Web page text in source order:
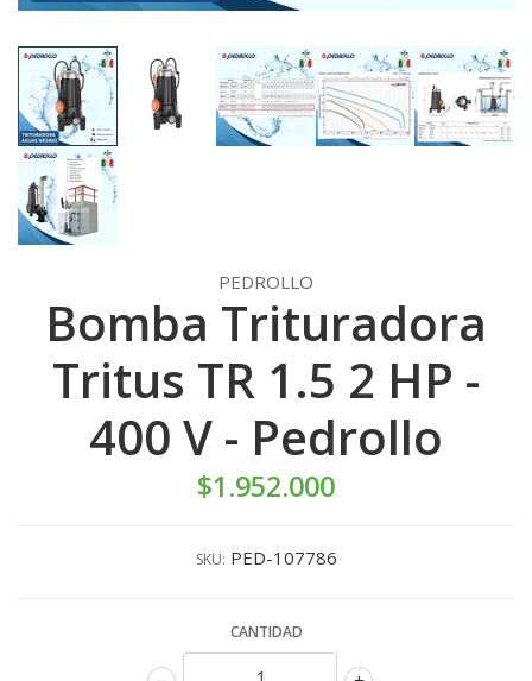
PEDROLLO
Bomba Trituradora
Tritus TR 1.5 2 HP -
400 V - Pedrollo
$1.952.000
SKU: PED-107786
CANTIDAD